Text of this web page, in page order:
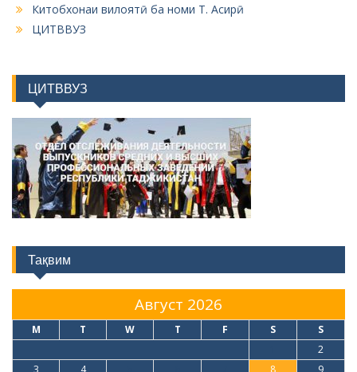
Китобхонаи вилоятӣ ба номи Т. Асирӣ
ЦИТВВУЗ
ЦИТВВУЗ
Тақвим
Август 2026
M T W T F S S
2
3
4 8
9